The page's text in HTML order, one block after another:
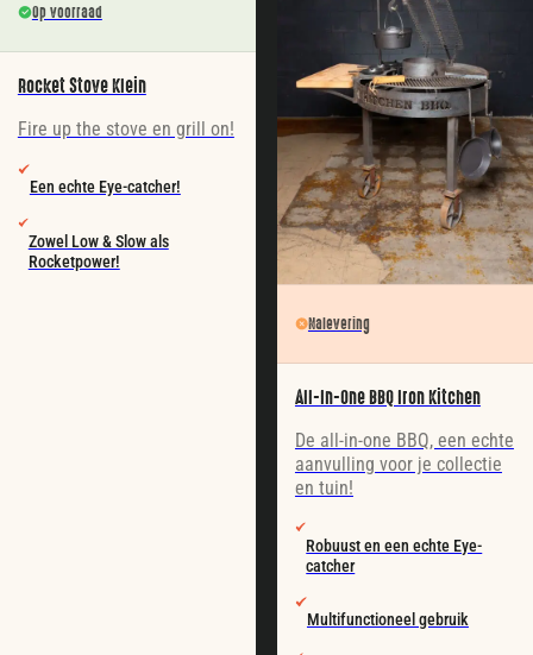
Op voorraad
Rocket Stove Klein
Fire up the stove en grill on!
Een echte Eye-catcher!
Zowel Low & Slow als
Rocketpower!
Nalevering
All-In-One BBQ Iron Kitchen
De all-in-one BBQ, een echte
aanvulling voor je collectie
en tuin!
Robuust en een echte Eye-
catcher
Multifunctioneel gebruik